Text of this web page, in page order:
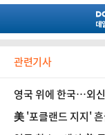
관련기사
영국 위에 한국…외
美 '포클랜드 지지'